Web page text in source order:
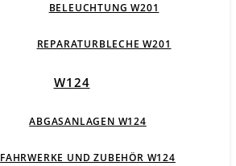
BELEUCHTUNG W201
REPARATURBLECHE W201
W124
ABGASANLAGEN W124
FAHRWERKE UND ZUBEHÖR W124